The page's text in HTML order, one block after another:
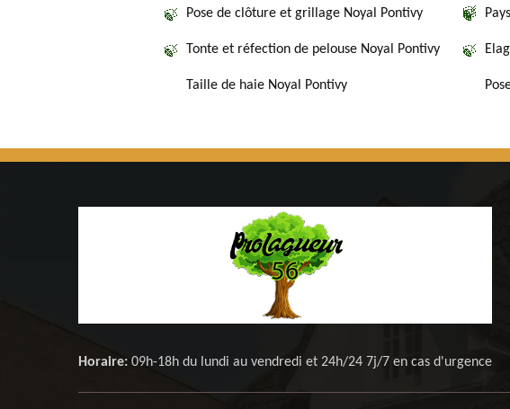
Pose de clôture et grillage Noyal Pontivy
Tonte et réfection de pelouse Noyal Pontivy
Taille de haie Noyal Pontivy
Horaire: 09h-18h du lundi au vendredi et 24h/24 7j/7 en cas d'urgence